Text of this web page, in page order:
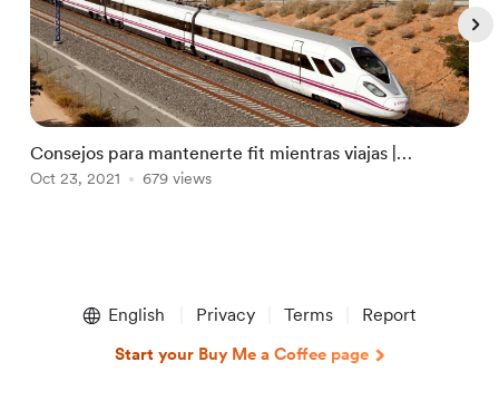
Consejos para mantenerte fit mientras viajas |
Newsletter #4: Top 3 artículos de esta sema
Oct 23, 2021 679 views
English Privacy Terms Report
Start your Buy Me a Coffee page